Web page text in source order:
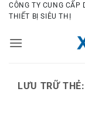
Bỏ
qua
dung
CÔNG TY CUNG
THIẾT BỊ SIÊU THỊ
LƯU TRỮ THẺ: